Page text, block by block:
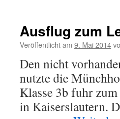
–
Teil
Ausflug zum
Veröffentlicht am 9. Mai 2014
Den nicht
nutzte die
Klasse 3b fuhr
in Kaiserslautern.